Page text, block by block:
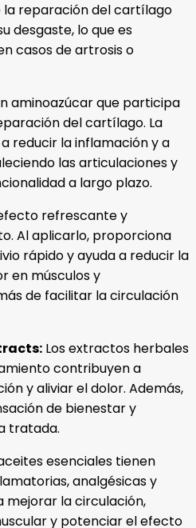
reparación del cartílago
desgaste, lo que es
casos de artrosis o
aminoazúcar que participa
del cartílago. La
reducir la inflamación y a
las articulaciones y
a largo plazo.
refrescante y
Al aplicarlo, proporciona
rápido y ayuda a reducir la
en músculos y
de facilitar la circulación
Los extractos herbales
contribuyen a
y aliviar el dolor. Además,
de bienestar y
tratada.
esenciales tienen
analgésicas y
mejorar la circulación,
y potenciar el efecto